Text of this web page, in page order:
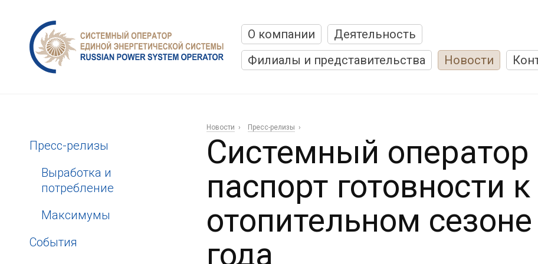
О компании
Деятельность
Филиалы и представительства
Новости
Пресс-релизы
Выработка и
потребление
Максимумы
События
Новости Пресс-релизы
Системный оператор
паспорт готовности
отопительном
года